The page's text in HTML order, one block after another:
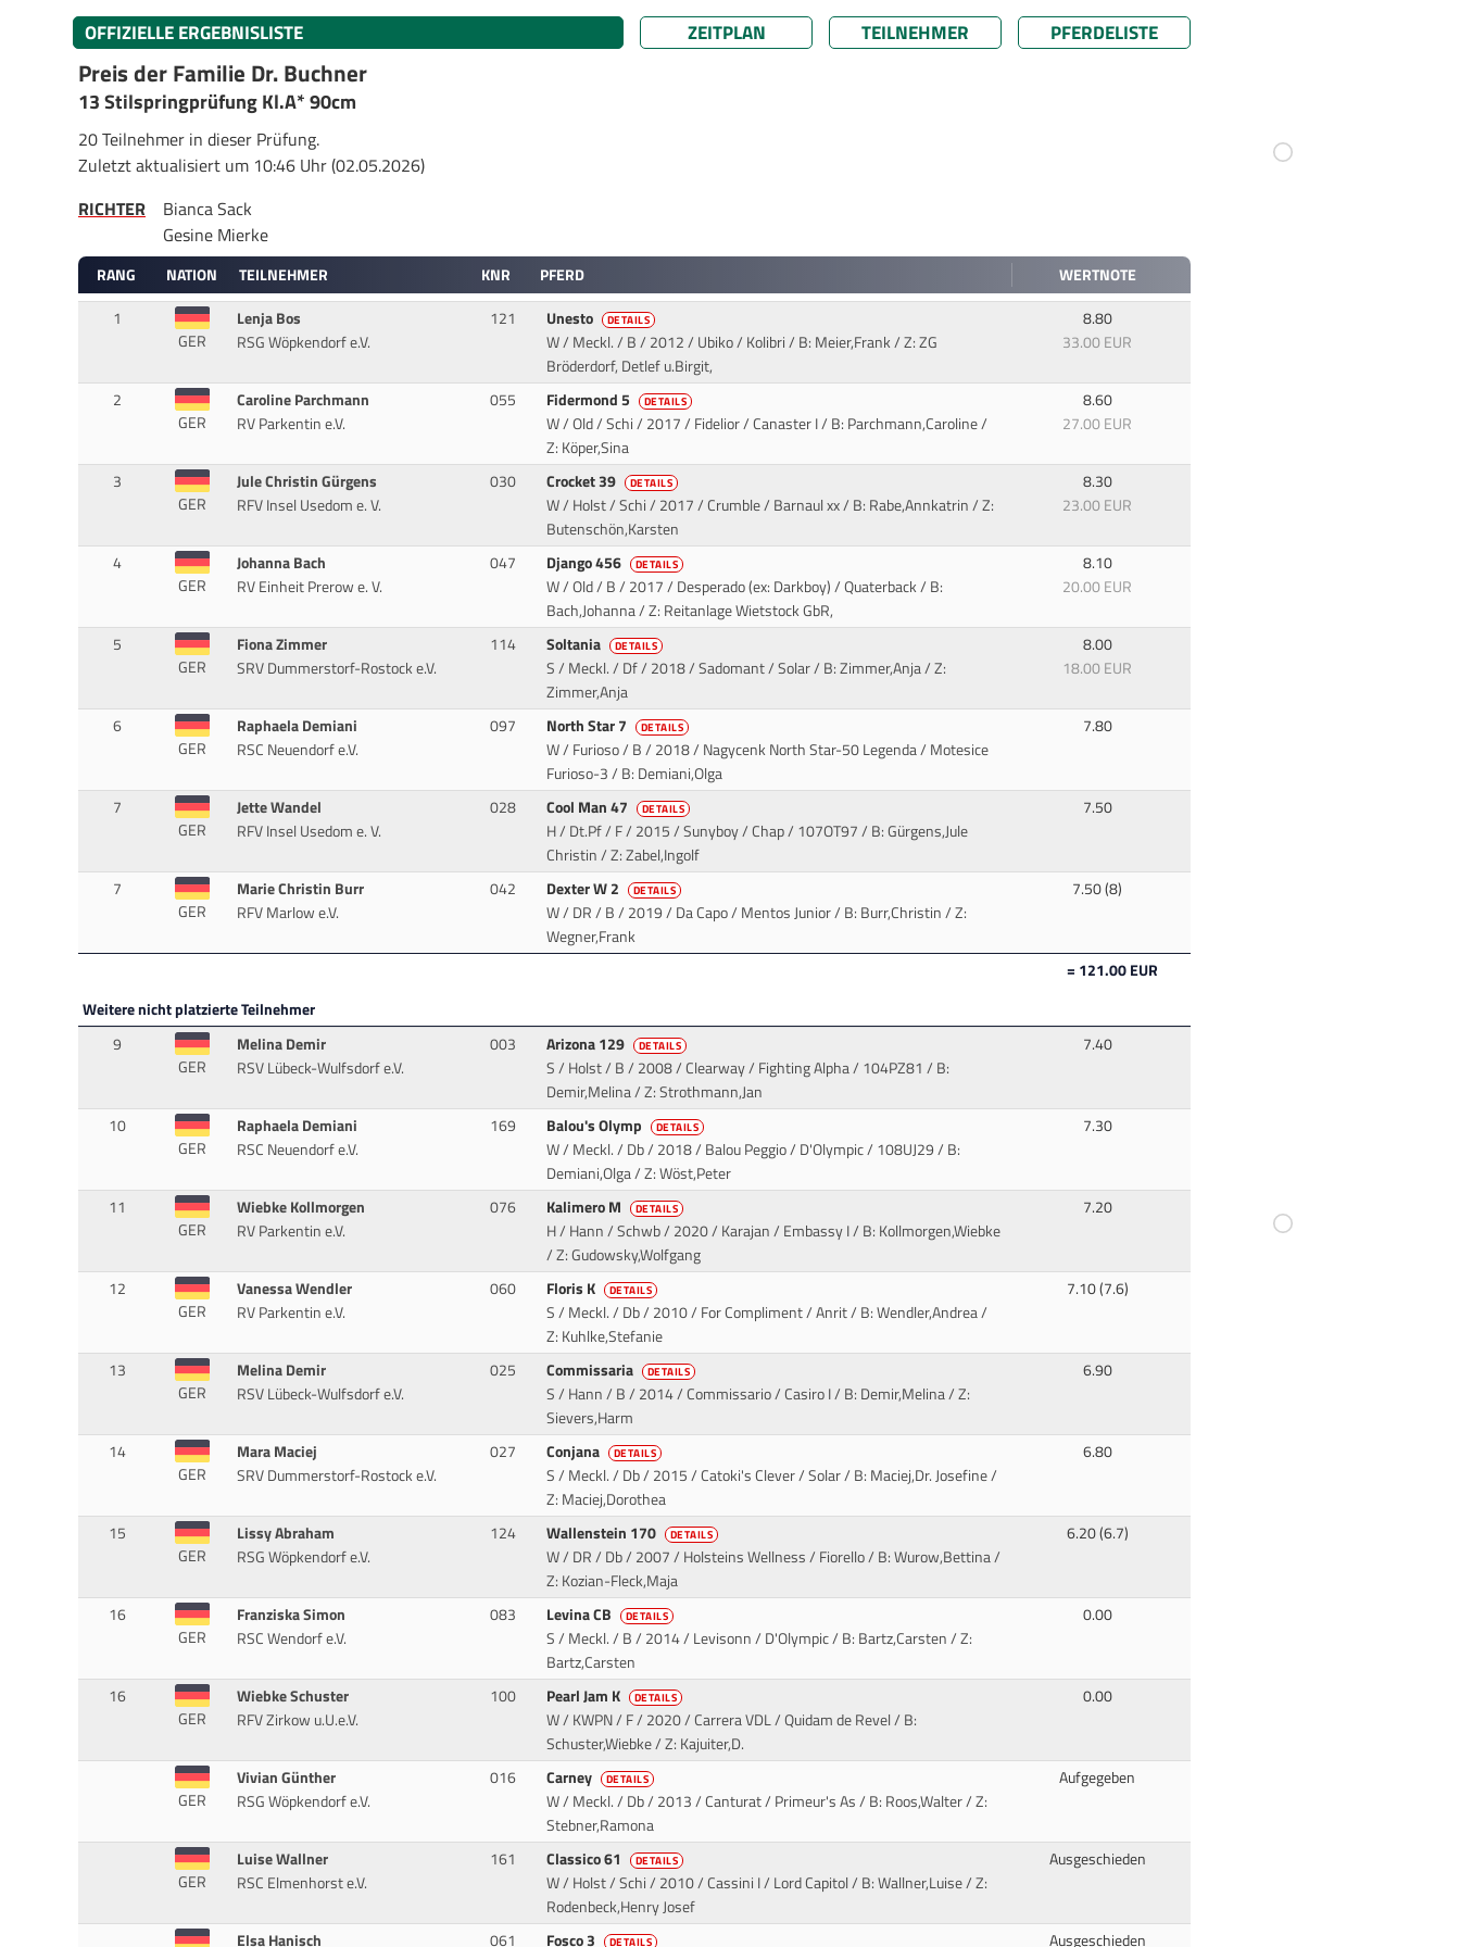
OFFIZIELLE ERGEBNISLISTE ZEITPLAN TEILNEHMER PFERDELISTE
Preis der Familie Dr. Buchner
13 Stilspringprüfung Kl.A* 90cm
20 Teilnehmer in dieser Prüfung.
Zuletzt aktualisiert um 10:46 Uhr (02.05.2026)
RICHTER
Bianca Sack
Gesine Mierke
RANG NATION TEILNEHMER KNR PFERD
WERTNOTE
1
GER
Lenja Bos
RSG Wöpkendorf e.V.
121 Unesto DETAILS
W / Meckl. / B / 2012 / Ubiko / Kolibri/ B: Meier,Frank / Z: ZG
Bröderdorf, Detlef u.Birgit,
8.80
33.00 EUR
2
GER
Caroline Parchmann
RV Parkentin e.V.
055 Fidermond 5 DETAILS
W / Old / Schi / 2017 / Fidelior / Canaster I/ B: Parchmann,Caroline /
Z: Köper,Sina
8.60
27.00 EUR
3
GER
Jule Christin Gürgens
RFV Insel Usedom e. V.
030 Crocket 39 DETAILS
W / Holst / Schi / 2017 / Crumble / Barnaul xx/ B: Rabe,Annkatrin / Z:
Butenschön,Karsten
8.30
23.00 EUR
4
GER
Johanna Bach
RV Einheit Prerow e. V.
047 Django 456 DETAILS
W / Old / B / 2017 / Desperado (ex: Darkboy) / Quaterback/ B:
Bach,Johanna / Z: Reitanlage Wietstock GbR,
8.10
20.00 EUR
5
GER
Fiona Zimmer
SRV Dummerstorf-Rostock e.V.
114 Soltania DETAILS
S / Meckl. / Df / 2018 / Sadomant / Solar/ B: Zimmer,Anja / Z:
Zimmer,Anja
8.00
18.00 EUR
6
GER
Raphaela Demiani
RSC Neuendorf e.V.
097 North Star 7 DETAILS
W / Furioso / B / 2018 / Nagycenk North Star-50 Legenda / Motesice
Furioso-3/ B: Demiani,Olga
7.80
7
GER
Jette Wandel
RFV Insel Usedom e. V.
028 Cool Man 47 DETAILS
H / Dt.Pf / F / 2015 / Sunyboy / Chap/ 107OT97 / B: Gürgens,Jule
Christin / Z: Zabel,Ingolf
7.50
7
GER
Marie Christin Burr
RFV Marlow e.V.
042 Dexter W 2 DETAILS
W / DR / B / 2019 / Da Capo / Mentos Junior/ B: Burr,Christin / Z:
Wegner,Frank
7.50 (8)
= 121.00 EUR
Weitere nicht platzierte Teilnehmer
9
GER
Melina Demir
RSV Lübeck-Wulfsdorf e.V.
003 Arizona 129 DETAILS
S / Holst / B / 2008 / Clearway / Fighting Alpha/ 104PZ81 / B:
Demir,Melina / Z: Strothmann,Jan
7.40
10
GER
Raphaela Demiani
RSC Neuendorf e.V.
169 Balou's Olymp DETAILS
W / Meckl. / Db / 2018 / Balou Peggio / D'Olympic/ 108UJ29 / B:
Demiani,Olga / Z: Wöst,Peter
7.30
11
GER
Wiebke Kollmorgen
RV Parkentin e.V.
076 Kalimero M DETAILS
H / Hann / Schwb / 2020 / Karajan / Embassy I/ B: Kollmorgen,Wiebke
/ Z: Gudowsky,Wolfgang
7.20
12
GER
Vanessa Wendler
RV Parkentin e.V.
060 Floris K DETAILS
S / Meckl. / Db / 2010 / For Compliment / Anrit/ B: Wendler,Andrea /
Z: Kuhlke,Stefanie
7.10 (7.6)
13
GER
Melina Demir
RSV Lübeck-Wulfsdorf e.V.
025 Commissaria DETAILS
S / Hann / B / 2014 / Commissario / Casiro I/ B: Demir,Melina / Z:
Sievers,Harm
6.90
14
GER
Mara Maciej
SRV Dummerstorf-Rostock e.V.
027 Conjana DETAILS
S / Meckl. / Db / 2015 / Catoki's Clever / Solar/ B: Maciej,Dr. Josefine /
Z: Maciej,Dorothea
6.80
15
GER
Lissy Abraham
RSG Wöpkendorf e.V.
124 Wallenstein 170 DETAILS
W / DR / Db / 2007 / Holsteins Wellness / Fiorello/ B: Wurow,Bettina /
Z: Kozian-Fleck,Maja
6.20 (6.7)
16
GER
Franziska Simon
RSC Wendorf e.V.
083 Levina CB DETAILS
S / Meckl. / B / 2014 / Levisonn / D'Olympic/ B: Bartz,Carsten / Z:
Bartz,Carsten
0.00
16
GER
Wiebke Schuster
RFV Zirkow u.U.e.V.
100 Pearl Jam K DETAILS
W / KWPN / F / 2020 / Carrera VDL / Quidam de Revel/ B:
Schuster,Wiebke / Z: Kajuiter,D.
0.00
GER
Vivian Günther
RSG Wöpkendorf e.V.
016 Carney DETAILS
W / Meckl. / Db / 2013 / Canturat / Primeur's As/ B: Roos,Walter / Z:
Stebner,Ramona
Aufgegeben
GER
Luise Wallner
RSC Elmenhorst e.V.
161 Classico 61 DETAILS
W / Holst / Schi / 2010 / Cassini I / Lord Capitol/ B: Wallner,Luise / Z:
Rodenbeck,Henry Josef
Ausgeschieden
Elsa Hanisch 061 Fosco 3 DETAILS Ausgeschieden